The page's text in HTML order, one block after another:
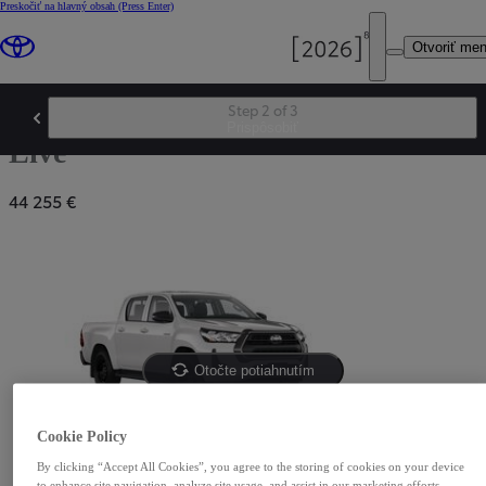
Preskočiť na hlavný obsah (Press Enter)
Otvoriť
Step 2 of 3
Hilux
Live
44 255 €
Otočte potiahnutím
Cookie Policy
By clicking “Accept All Cookies”, you agree to the storing of cookies on your device